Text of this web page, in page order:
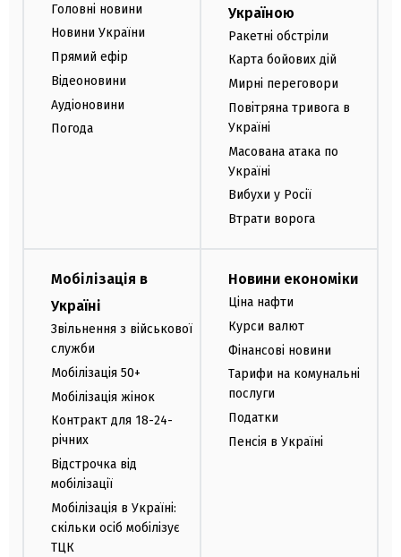
Головні новини
Новини України
Прямий ефір
Відеоновини
Аудіоновини
Погода
Україною
Ракетні обстріли
Карта бойових дій
Мирні переговори
Повітряна тривога в
Україні
Масована атака по
Україні
Вибухи у Росії
Втрати ворога
Мобілізація в
Україні
Звільнення з військової
служби
Мобілізація 50+
Мобілізація жінок
Контракт для 18-24-
річних
Відстрочка від
мобілізації
Мобілізація в Україні:
скільки осіб мобілізує
ТЦК
Новини економіки
Ціна нафти
Курси валют
Фінансові новини
Тарифи на комунальні
послуги
Податки
Пенсія в Україні